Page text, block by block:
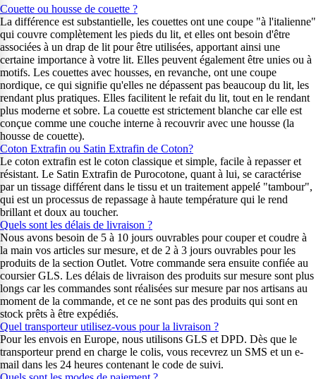
Couette ou housse de couette ?
La différence est substantielle, les couettes ont une coupe "à l'italienne"
qui couvre complètement les pieds du lit, et elles ont besoin d'être
associées à un drap de lit pour être utilisées, apportant ainsi une
certaine importance à votre lit. Elles peuvent également être unies ou à
motifs. Les couettes avec housses, en revanche, ont une coupe
nordique, ce qui signifie qu'elles ne dépassent pas beaucoup du lit, les
rendant plus pratiques. Elles facilitent le refait du lit, tout en le rendant
plus moderne et sobre. La couette est strictement blanche car elle est
conçue comme une couche interne à recouvrir avec une housse (la
housse de couette).
Coton Extrafin ou Satin Extrafin de Coton?
Le coton extrafin est le coton classique et simple, facile à repasser et
résistant. Le Satin Extrafin de Purocotone, quant à lui, se caractérise
par un tissage différent dans le tissu et un traitement appelé "tambour",
qui est un processus de repassage à haute température qui le rend
brillant et doux au toucher.
Quels sont les délais de livraison ?
Nous avons besoin de 5 à 10 jours ouvrables pour couper et coudre à
la main vos articles sur mesure, et de 2 à 3 jours ouvrables pour les
produits de la section Outlet. Votre commande sera ensuite confiée au
coursier GLS. Les délais de livraison des produits sur mesure sont plus
longs car les commandes sont réalisées sur mesure par nos artisans au
moment de la commande, et ce ne sont pas des produits qui sont en
stock prêts à être expédiés.
Quel transporteur utilisez-vous pour la livraison ?
Pour les envois en Europe, nous utilisons GLS et DPD. Dès que le
transporteur prend en charge le colis, vous recevrez un SMS et un e-
mail dans les 24 heures contenant le code de suivi.